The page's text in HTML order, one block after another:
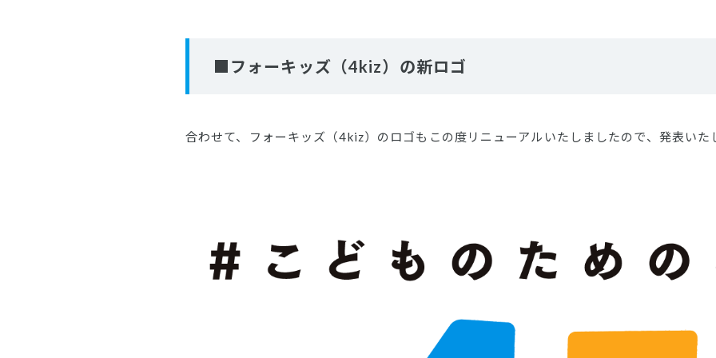
■フォーキッズ（4kiz）の新ロゴ
合わせて、フォーキッズ（4kiz）のロゴもこの度リニューアルいたしましたので、発表いた